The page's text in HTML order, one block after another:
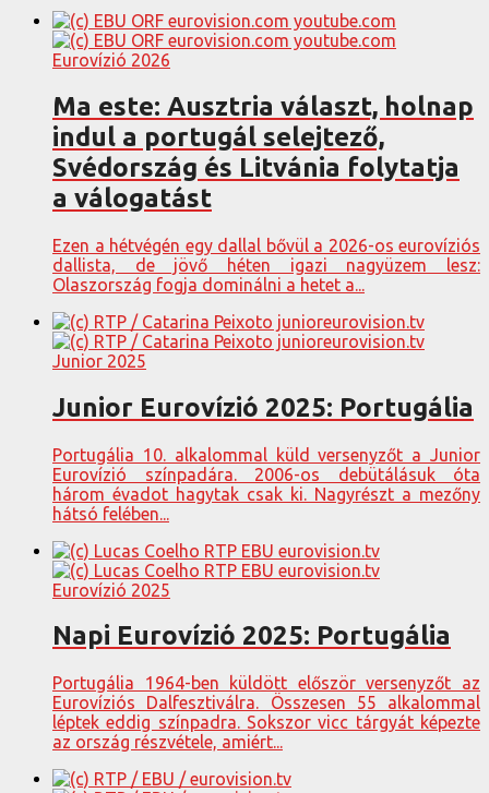
Eurovízió 2026
Ma este: Ausztria választ, holnap
indul a portugál selejtező,
Svédország és Litvánia folytatja
a válogatást
Ezen a hétvégén egy dallal bővül a 2026-os eurovíziós
dallista, de jövő héten igazi nagyüzem lesz:
Olaszország fogja dominálni a hetet a...
Junior 2025
Junior Eurovízió 2025: Portugália
Portugália 10. alkalommal küld versenyzőt a Junior
Eurovízió színpadára. 2006-os debütálásuk óta
három évadot hagytak csak ki. Nagyrészt a mezőny
hátsó felében...
Eurovízió 2025
Napi Eurovízió 2025: Portugália
Portugália 1964-ben küldött először versenyzőt az
Eurovíziós Dalfesztiválra. Összesen 55 alkalommal
léptek eddig színpadra. Sokszor vicc tárgyát képezte
az ország részvétele, amiért...